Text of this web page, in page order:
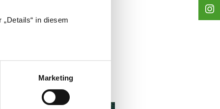
in diesem
Marketing
Trotz des Wetterumbruchs